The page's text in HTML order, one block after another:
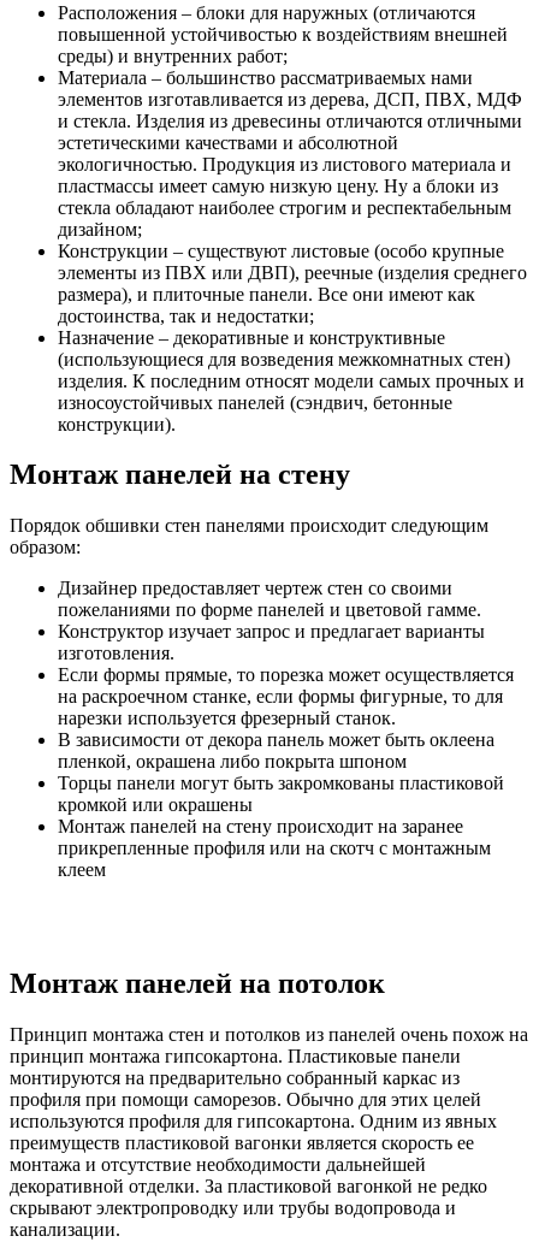
Расположения – блоки для наружных (отличаются
повышенной устойчивостью к воздействиям внешней
среды) и внутренних работ;
Материала – большинство рассматриваемых нами
элементов изготавливается из дерева, ДСП, ПВХ, МДФ
и стекла. Изделия из древесины отличаются отличными
эстетическими качествами и абсолютной
экологичностью. Продукция из листового материала и
пластмассы имеет самую низкую цену. Ну а блоки из
стекла обладают наиболее строгим и респектабельным
дизайном;
Конструкции – существуют листовые (особо крупные
элементы из ПВХ или ДВП), реечные (изделия среднего
размера), и плиточные панели. Все они имеют как
достоинства, так и недостатки;
Назначение – декоративные и конструктивные
(использующиеся для возведения межкомнатных стен)
изделия. К последним относят модели самых прочных и
износоустойчивых панелей (сэндвич, бетонные
конструкции).
Монтаж панелей на стену
Порядок обшивки стен панелями происходит следующим
образом:
Дизайнер предоставляет чертеж стен со своими
пожеланиями по форме панелей и цветовой гамме.
Конструктор изучает запрос и предлагает варианты
изготовления.
Если формы прямые, то порезка может осуществляется
на раскроечном станке, если формы фигурные, то для
нарезки используется фрезерный станок.
В зависимости от декора панель может быть оклеена
пленкой, окрашена либо покрыта шпоном
Торцы панели могут быть закромкованы пластиковой
кромкой или окрашены
Монтаж панелей на стену происходит на заранее
прикрепленные профиля или на скотч с монтажным
клеем
Монтаж панелей на потолок
Принцип монтажа стен и потолков из панелей очень похож на
принцип монтажа гипсокартона. Пластиковые панели
монтируются на предварительно собранный каркас из
профиля при помощи саморезов. Обычно для этих целей
используются профиля для гипсокартона. Одним из явных
преимуществ пластиковой вагонки является скорость ее
монтажа и отсутствие необходимости дальнейшей
декоративной отделки. За пластиковой вагонкой не редко
скрывают электропроводку или трубы водопровода и
канализации.